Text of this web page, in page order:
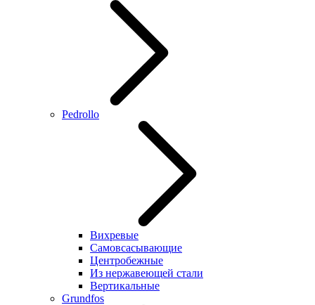
Pedrollo
Вихревые
Самовсасывающие
Центробежные
Из нержавеющей стали
Вертикальные
Grundfos